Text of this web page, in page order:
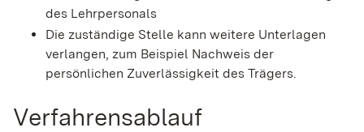
des Lehrpersonals
Die zuständige Stelle kann weitere Unterlagen
verlangen , zum Beispiel Nachweis der
persönlichen Zuverlässigkeit des Trägers
Verfahrensablauf